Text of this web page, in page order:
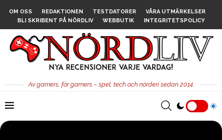
OM OSS REDAKTIONEN TESTDATORER
VÅRA UTMÄRKELSER
BLI SKRIBENT PÅ NÖRDLIV
WEBBUTIK INTEGRITETSPOLICY
Av gamers, för gamers – spel, tech och nörderi sedan 2014.